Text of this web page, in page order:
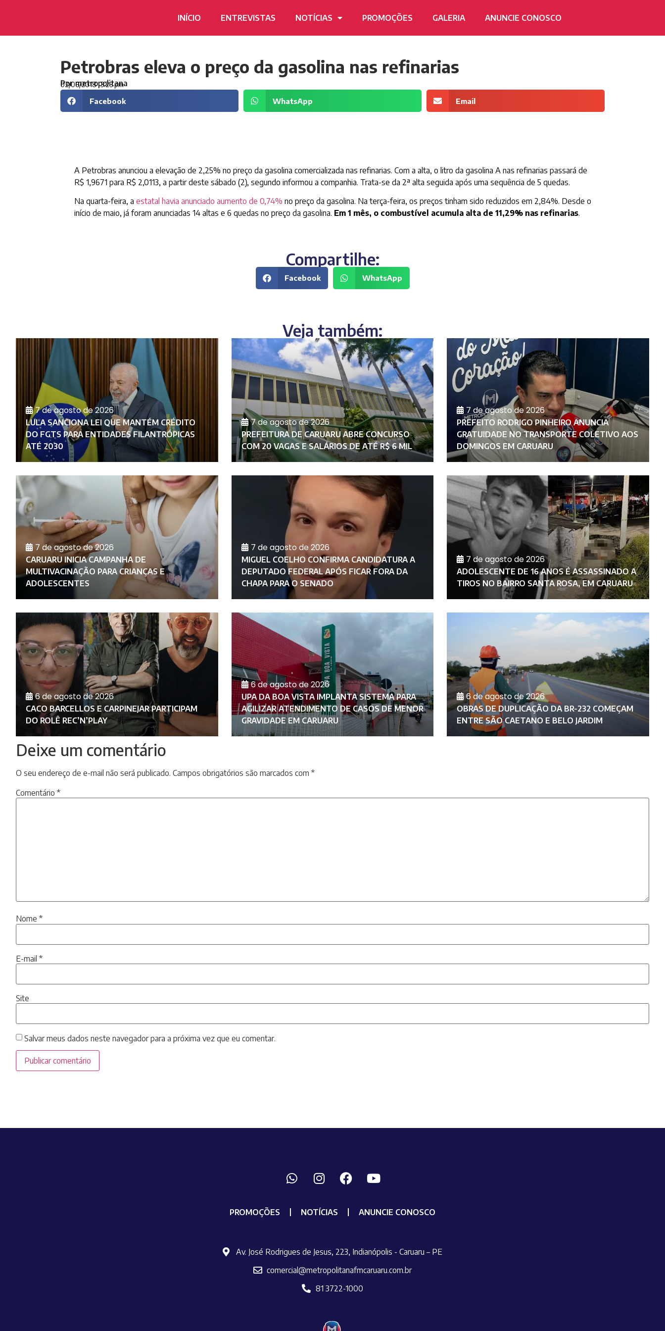
INÍCIO ENTREVISTAS NOTÍCIAS PROMOÇÕES GALERIA ANUNCIE CONOSCO
Petrobras eleva o preço da gasolina nas refinarias
Pormetropolitana
02/06/2018 3:23 pm
Facebook WhatsApp Email
A Petrobras anunciou a elevação de 2,25% no preço da gasolina comercializada nas refinarias. Com a alta, o litro da gasolina A nas refinarias passará de
R$ 1,9671 para R$ 2,0113, a partir deste sábado (2), segundo informou a companhia. Trata-se da 2ª alta seguida após uma sequência de 5 quedas.
Na quarta-feira, a estatal havia anunciado aumento de 0,74% no preço da gasolina. Na terça-feira, os preços tinham sido reduzidos em 2,84%. Desde o
início de maio, já foram anunciadas 14 altas e 6 quedas no preço da gasolina. Em 1 mês, o combustível acumula alta de 11,29% nas refinarias.
Compartilhe:
Facebook WhatsApp
Veja também:
7 de agosto de 2026
LULA SANCIONA LEI QUE MANTÉM CRÉDITO
DO FGTS PARA ENTIDADES FILANTRÓPICAS
ATÉ 2030
7 de agosto de 2026
PREFEITURA DE CARUARU ABRE CONCURSO
COM 20 VAGAS E SALÁRIOS DE ATÉ R$ 6 MIL
7 de agosto de 2026
PREFEITO RODRIGO PINHEIRO ANUNCIA
GRATUIDADE NO TRANSPORTE COLETIVO AOS
DOMINGOS EM CARUARU
7 de agosto de 2026
CARUARU INICIA CAMPANHA DE
MULTIVACINAÇÃO PARA CRIANÇAS E
ADOLESCENTES
7 de agosto de 2026
MIGUEL COELHO CONFIRMA CANDIDATURA A
DEPUTADO FEDERAL APÓS FICAR FORA DA
CHAPA PARA O SENADO
7 de agosto de 2026
ADOLESCENTE DE 16 ANOS É ASSASSINADO A
TIROS NO BAIRRO SANTA ROSA, EM CARUARU
6 de agosto de 2026
CACO BARCELLOS E CARPINEJAR PARTICIPAM
DO ROLÊ REC’N’PLAY
6 de agosto de 2026
UPA DA BOA VISTA IMPLANTA SISTEMA PARA
AGILIZAR ATENDIMENTO DE CASOS DE MENOR
GRAVIDADE EM CARUARU
6 de agosto de 2026
OBRAS DE DUPLICAÇÃO DA BR-232 COMEÇAM
ENTRE SÃO CAETANO E BELO JARDIM
Deixe um comentário
O seu endereço de e-mail não será publicado. Campos obrigatórios são marcados com *
Comentário *
Nome *
E-mail *
Site
Salvar meus dados neste navegador para a próxima vez que eu comentar.
PROMOÇÕES NOTÍCIAS ANUNCIE CONOSCO
Av. José Rodrigues de Jesus, 223, Indianópolis - Caruaru – PE
comercial@metropolitanafmcaruaru.com.br
81 3722-1000